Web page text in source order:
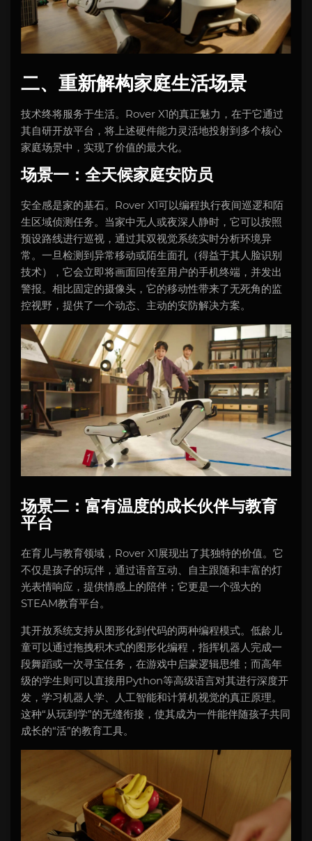
二、重新解构家庭生活场景
技术终将服务于生活。Rover X1的真正魅力，在于它通过
其自研开放平台，将上述硬件能力灵活地投射到多个核心
家庭场景中，实现了价值的最大化。
场景一：全天候家庭安防员
安全感是家的基石。Rover X1可以编程执行夜间巡逻和陌
生区域侦测任务。当家中无人或夜深人静时，它可以按照
预设路线进行巡视，通过其双视觉系统实时分析环境异
常。一旦检测到异常移动或陌生面孔（得益于其人脸识别
技术），它会立即将画面回传至用户的手机终端，并发出
警报。相比固定的摄像头，它的移动性带来了无死角的监
控视野，提供了一个动态、主动的安防解决方案。
场景二：富有温度的成长伙伴与教育
平台
在育儿与教育领域，Rover X1展现出了其独特的价值。它
不仅是孩子的玩伴，通过语音互动、自主跟随和丰富的灯
光表情响应，提供情感上的陪伴；它更是一个强大的
STEAM教育平台。
其开放系统支持从图形化到代码的两种编程模式。低龄儿
童可以通过拖拽积木式的图形化编程，指挥机器人完成一
段舞蹈或一次寻宝任务，在游戏中启蒙逻辑思维；而高年
级的学生则可以直接用Python等高级语言对其进行深度开
发，学习机器人学、人工智能和计算机视觉的真正原理。
这种“从玩到学”的无缝衔接，使其成为一件能伴随孩子共同
成长的“活”的教育工具。